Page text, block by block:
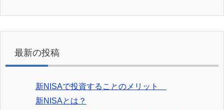
最新の投稿
新NISAで投資することのメリット
新NISAとは？